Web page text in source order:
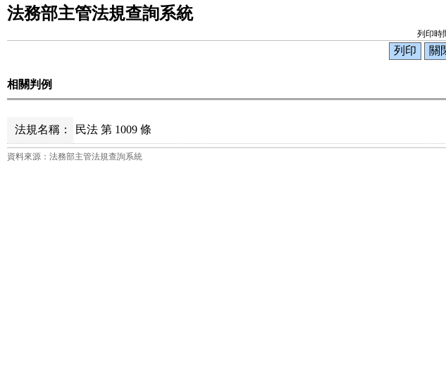
法務部主管法規查詢系統
列印時
相關判例
法規名稱： 民法 第 1009 條
資料來源：法務部主管法規查詢系統